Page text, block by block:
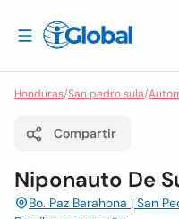
Honduras/San pedro sula/
Compartir
Niponauto De
Bo. Paz Barahona | San